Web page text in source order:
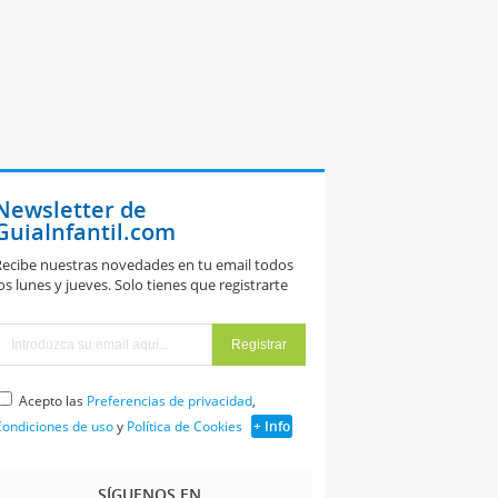
de
nuestras novedades en tu email todos
lunes y jueves. Solo tienes que registrarte
Acepto las Preferencias de privacidad,
de usoy Política de Cookies + Info